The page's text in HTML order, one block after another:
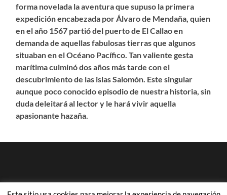
forma novelada la aventura que supuso la primera
expedición encabezada por Álvaro de Mendaña, quien
en el año 1567 partió del puerto de El Callao en
demanda de aquellas fabulosas tierras que algunos
situaban en el Océano Pacífico. Tan valiente gesta
marítima culminó dos años más tarde con el
descubrimiento de las islas Salomón. Este singular
aunque poco conocido episodio de nuestra historia, sin
duda deleitará al lector y le hará vivir aquella
apasionante hazaña.